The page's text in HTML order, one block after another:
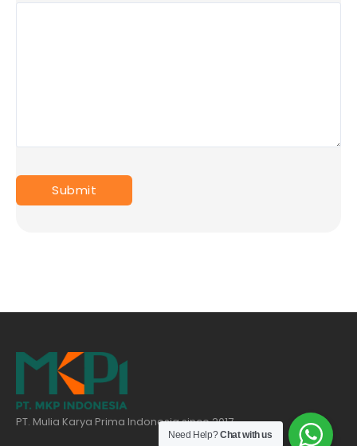
PT. Mulia Karya Prima Indonesia since 2017
Need Help?Chat with us